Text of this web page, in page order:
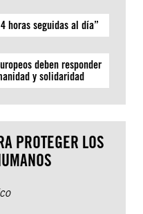
horas seguidas al día”
deben responder
y solidaridad
PROTEGER LOS